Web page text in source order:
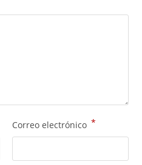
Correo electrónico *